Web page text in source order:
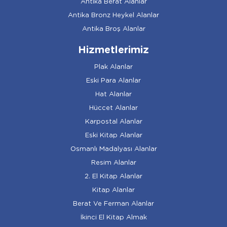
Antika Berat Alanlar
Antika Bronz Heykel Alanlar
Antika Broş Alanlar
Hizmetlerimiz
Plak Alanlar
Eski Para Alanlar
Hat Alanlar
Hüccet Alanlar
Karpostal Alanlar
Eski Kitap Alanlar
Osmanlı Madalyası Alanlar
Resim Alanlar
2. El Kitap Alanlar
Kitap Alanlar
Berat Ve Ferman Alanlar
İkinci El Kitap Almak